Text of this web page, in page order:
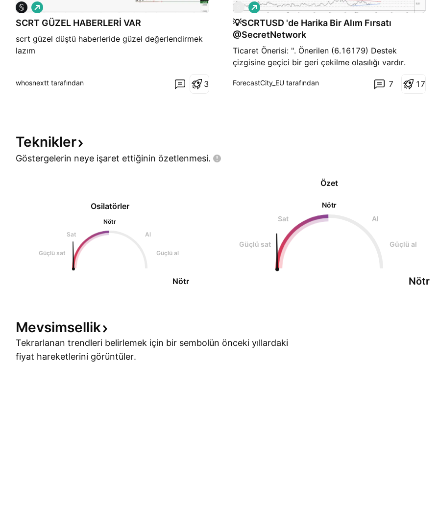
SCRT GÜZEL HABERLERİ VAR
scrt güzel düştü haberleride güzel değerlendirmek
lazım
A
l
ı
whosnextt tarafından 3
💡SCRTUSD 'de Harika Bir Alım Fırsatı
@SecretNetwork
Ticaret Önerisi: ". Önerilen (6.16179) Destek
çizgisine geçici bir geri çekilme olasılığı vardır.
belirleyebilir ve kısa vadeli hedeflere ulaşmayı
A
l
ı
ForecastCity_EU tarafından 7 1 7
Teknikler
Göstergelerin neye işaret ettiğinin özetlenmesi.
Osilatörler
Nötr
Sat
Al
Güçlü sat Güçlü al
Nötr
Özet
Nötr
Sat
Al
Güçlü sat Güçlü al
Nötr
Mevsimsellik
Tekrarlanan trendleri belirlemek için bir sembolün önceki yıllardaki
fiyat hareketlerini görüntüler.